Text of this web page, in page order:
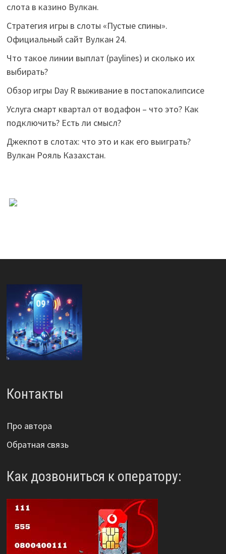
слота в казино Вулкан.
Стратегия игры в слоты «Пустые спины».
Официальный сайт Вулкан 24.
Что такое линии выплат (paylines) и сколько их
выбирать?
Обзор игры Day R выживание в постапокалипсисе
Услуга смарт квартал от водафон – что это? Как
подключить? Есть ли смысл?
Джекпот в слотах: что это и как его выиграть?
Вулкан Рояль Казахстан.
Контакты
Про автора
Обратная связь
Как дозвониться к оператору: